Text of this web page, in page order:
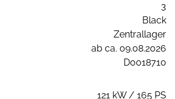
3
Black
Zentrallager
ab ca. 09.08.2026
D0018710
121 kW / 165 PS